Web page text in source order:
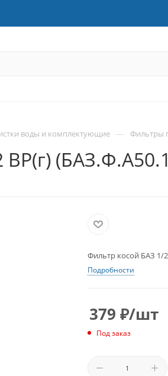
воды и комплектующие — Фильтры
ВР(г)
Фильтр косой БАЗ 1/
Подробности
379 ₽/шт
Под заказ